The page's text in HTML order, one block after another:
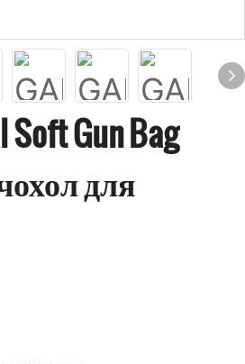
Soft Gun Bag
для